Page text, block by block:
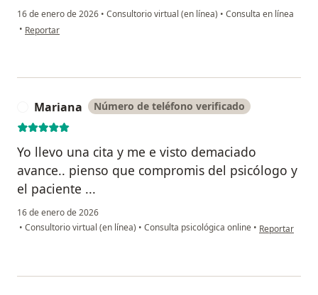
16 de enero de 2026 • Consultorio virtual (en línea) • Consulta en línea
• en opinión del usuario AC
Reportar
Mariana Número de teléfono verificado
Yo llevo una cita y me e visto demaciado
avance.. pienso que compromis del psicólogo y
el paciente ...
16 de enero de 2026
• Consultorio virtual (en línea) • Consulta psicológica online • en opinión
Reportar